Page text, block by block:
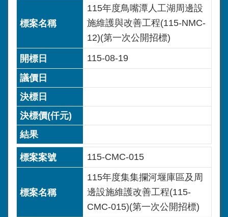
115年度鳥嘴潭人工湖周邊設
施維護與改善工程(115-NMC-
12)(第一次公開招標)
115-08-19
115-CMC-015
115年度集集攔河堰庫區及周
邊設施維護改善工程(115-
CMC-015)(第一次公開招標)